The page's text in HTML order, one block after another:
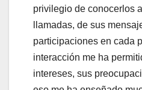
privilegio de conocerlos
llamadas, de sus
participaciones en cada
interacción me ha
intereses, sus